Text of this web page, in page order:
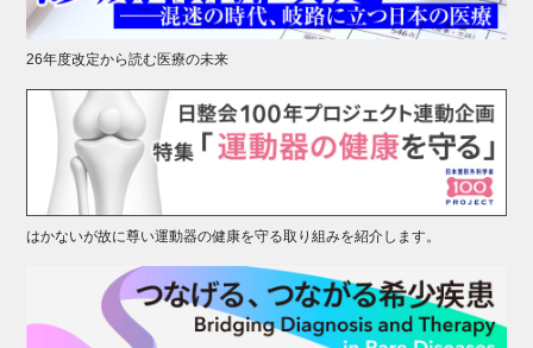
26年度改定から読む医療の未来
はかないが故に尊い運動器の健康を守る取り組みを紹介します。